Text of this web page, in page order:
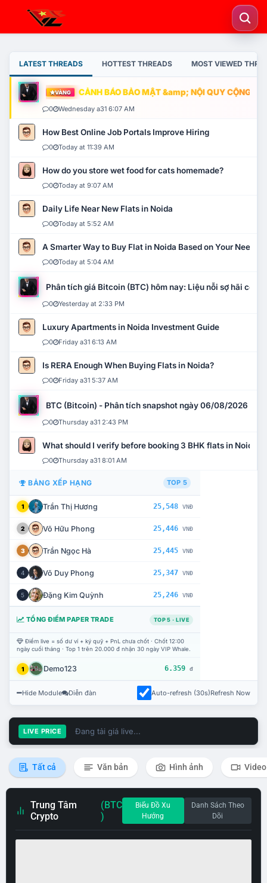
LATEST THREADS HOTTEST THREADS MOST VIEWED
VÀNG CẢNH BÁO BẢO MẬT &amp; NỘI QUY CỘNG
0 Wednesday a31 6:07 AM
How Best Online Job Portals Improve Hiring
0 Today at 11:39 AM
How do you store wet food for cats homemade?
0 Today at 9:07 AM
Daily Life Near New Flats in Noida
0 Today at 5:52 AM
A Smarter Way to Buy Flat in Noida Based on Your Needs
0 Today at 5:04 AM
Phân tích giá Bitcoin (BTC) hôm nay: Liệu nỗi sợ hãi có
0 Yesterday at 2:33 PM
Luxury Apartments in Noida Investment Guide
0 Friday a31 6:13 AM
Is RERA Enough When Buying Flats in Noida?
0 Friday a31 5:37 AM
BTC (Bitcoin) - Phân tích snapshot ngày 06/08/2026
0 Thursday a31 2:43 PM
What should I verify before booking 3 BHK flats in Noida?
0 Thursday a31 8:01 AM
BẢNG XẾP HẠNG TOP 5
1 Trần Thị Hương 25,548 VNĐ
2 Võ Hữu Phong 25,446 VNĐ
3 Trần Ngọc Hà 25,445 VNĐ
4 Võ Duy Phong 25,347 VNĐ
5 Đặng Kim Quỳnh 25,246 VNĐ
TỔNG ĐIỂM PAPER TRADE TOP 5 · LIVE
Điểm live = số dư ví + ký quỹ + PnL chưa chốt · Chốt 12:00
ngày cuối tháng · Top 1 trên 20.000 đ nhận 30 ngày VIP Whale.
1 Demo123 6.359 đ
Hide Module Diễn đàn Auto-refresh (30s)Refresh Now
LIVE PRICE Đang tải giá live...
Tất cả Văn bản Hình ảnh Video
Trung Tâm
Crypto
(BTC
)
Biểu Đồ Xu
Hướng
Danh Sách Theo
Dõi